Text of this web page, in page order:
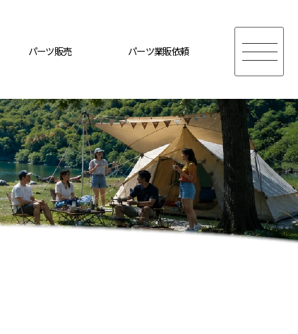
パーツ販売 パーツ業販依頼